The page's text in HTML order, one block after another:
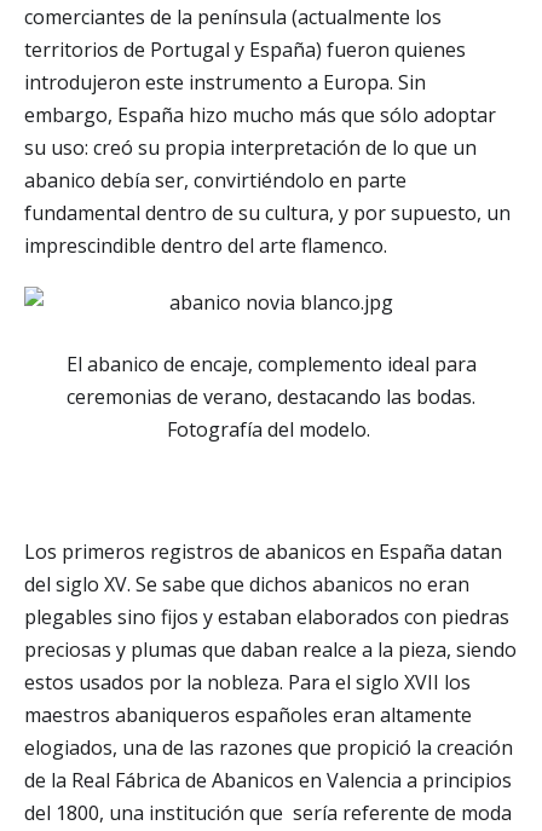
comerciantes de la península (actualmente los
territorios de Portugal y España) fueron quienes
introdujeron este instrumento a Europa. Sin
embargo, España hizo mucho más que sólo adoptar
su uso: creó su propia interpretación de lo que un
abanico debía ser, convirtiéndolo en parte
fundamental dentro de su cultura, y por supuesto, un
imprescindible dentro del arte flamenco.
El abanico de encaje, complemento ideal para
ceremonias de verano, destacando las bodas.
Fotografía del modelo.
Los primeros registros de abanicos en España datan
del siglo XV. Se sabe que dichos abanicos no eran
plegables sino fijos y estaban elaborados con piedras
preciosas y plumas que daban realce a la pieza, siendo
estos usados por la nobleza. Para el siglo XVII los
maestros abaniqueros españoles eran altamente
elogiados, una de las razones que propició la creación
de la Real Fábrica de Abanicos en Valencia a principios
del 1800, una institución que sería referente de moda